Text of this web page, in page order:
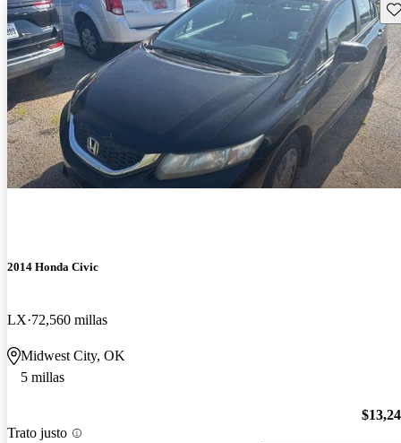
2014 Honda Civic
LX 72,560 millas
Midwest City, OK
5 millas
Trato justo